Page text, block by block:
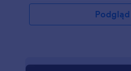
Podgląd